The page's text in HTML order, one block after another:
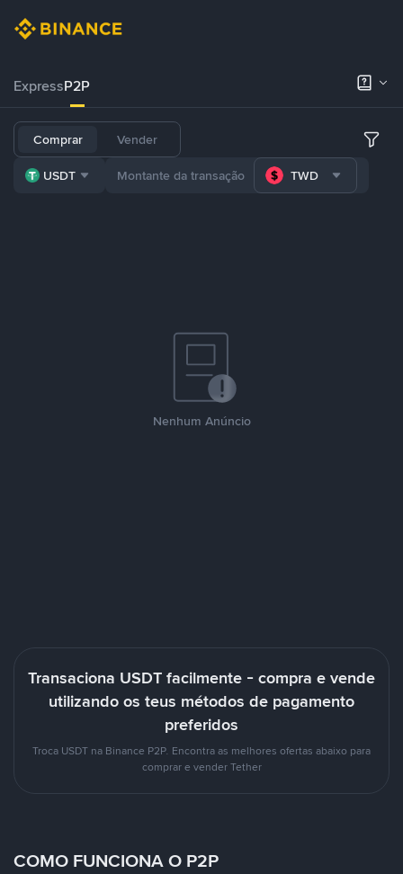
ExpressP2P
Comprar Vender
USDT TWD
Nenhum Anúncio
Transaciona USDT facilmente - compra e vende
utilizando os teus métodos de pagamento
preferidos
Troca USDT na Binance P2P. Encontra as melhores ofertas abaixo para
comprar e vender Tether
COMO FUNCIONA O P2P